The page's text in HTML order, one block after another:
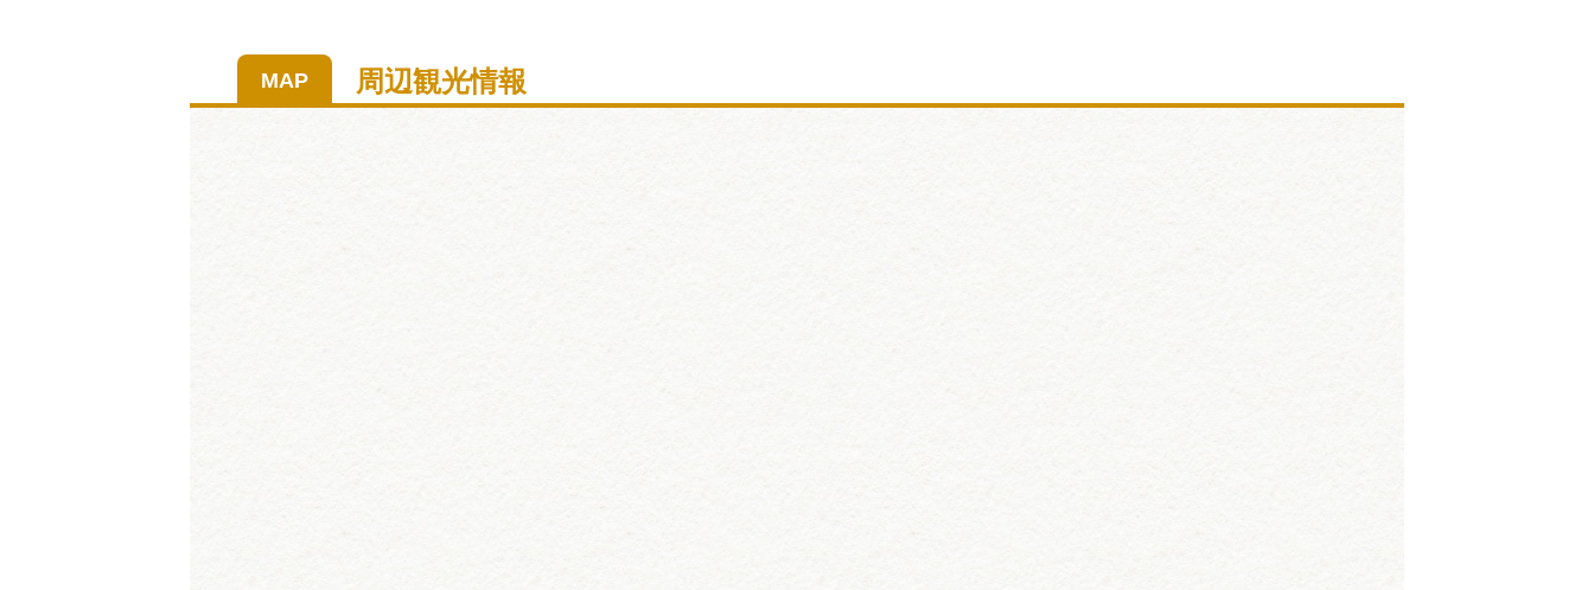
MAP 周辺観光情報